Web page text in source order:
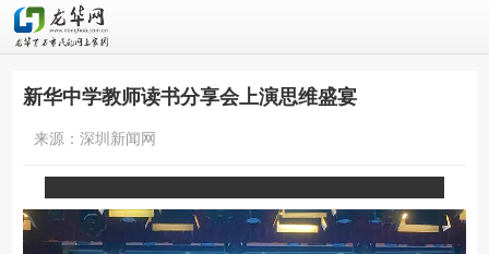
新华中学教师读书分享会上演思维盛宴
来源：深圳新闻网